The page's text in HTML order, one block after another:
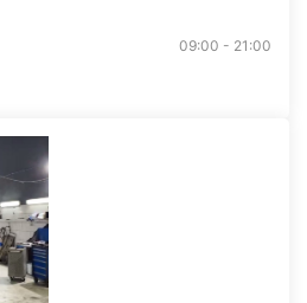
09:00 - 21:00